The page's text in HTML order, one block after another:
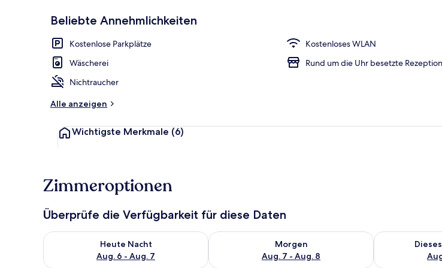
Beliebte Annehmlichkeiten
Kostenlose Parkplätze
Kostenloses WLAN
Wäscherei
Rund um die Uhr besetzte Rezeption
Nichtraucher
Alle anzeigen
Wichtigste Merkmale (6)
Zimmeroptionen
Überprüfe die Verfügbarkeit für diese Daten
Heute Nacht
Aug. 6 - Aug. 7
Überprüfe die Verfügbarkeit für heute Nacht, Aug. 6 - Aug. 7.
Morgen
Aug. 7 - Aug. 8
Überprüfe die Verfügbarkeit für morgen, Aug. 7 - Aug.
Überprüfe die